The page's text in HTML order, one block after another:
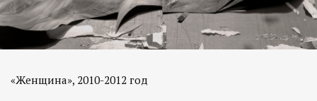
«Женщина», 2010-2012 год